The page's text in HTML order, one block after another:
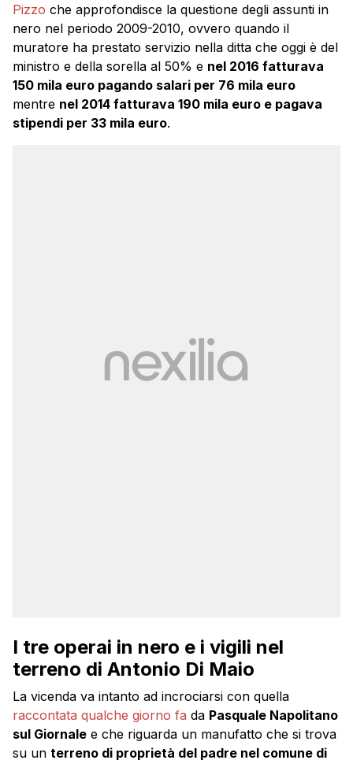
Pizzo che approfondisce la questione degli assunti in
nero nel periodo 2009-2010, ovvero quando il
muratore ha prestato servizio nella ditta che oggi è del
ministro e della sorella al 50% e nel 2016 fatturava
150 mila euro pagando salari per 76 mila euro
mentre nel 2014 fatturava 190 mila euro e pagava
stipendi per 33 mila euro.
I tre operai in nero e i vigili nel
terreno di Antonio Di Maio
La vicenda va intanto ad incrociarsi con quella
raccontata qualche giorno fa da Pasquale Napolitano
sul Giornale e che riguarda un manufatto che si trova
su un terreno di proprietà del padre nel comune di